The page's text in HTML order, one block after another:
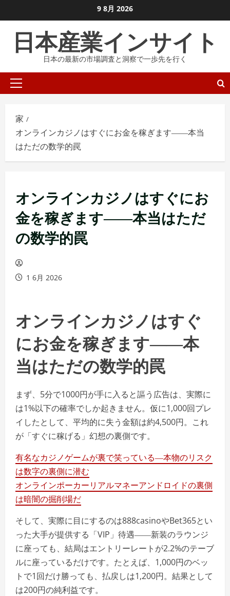
ン
に
ま
9 8月 2026
日本産業インサイト
日本の最新の市場調査と洞察で一歩先を行く
プ
イ
マ
リ
メ
ー
家
オンラインカジノはすぐにお金を稼ぎます――本当
はただの数学的罠
オンラインカジノはすぐにお
金を稼ぎます――本当はただ
の数学的罠
1 6月 2026
オンラインカジノはすぐ
にお金を稼ぎます――本
当はただの数学的罠
まず、5分で1000円が手に入ると謳う広告は、実際に
は1%以下の確率でしか起きません。仮に1,000回プレ
イしたとして、平均的に失う金額は約4,500円。これ
が「すぐに稼げる」幻想の裏側です。
有名なカジノゲームが裏で笑っている―本物のリスク
は数字の裏側に潜む
オンラインポーカーリアルマネーアンドロイドの裏側
は暗闇の掘削場だ
そして、実際に目にするのは888casinoやBet365とい
った大手が提供する「VIP」待遇――新装のラウンジ
に座っても、結局はエントリーレートが2.2%のテーブ
ルに座っているだけです。たとえば、1,000円のベッ
トで1回だけ勝っても、払戻しは1,200円。結果として
は200円の純利益です。